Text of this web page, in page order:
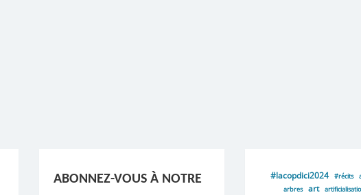
ABONNEZ-VOUS À NOTRE
#lacopdici2024 #récits
arbres
art